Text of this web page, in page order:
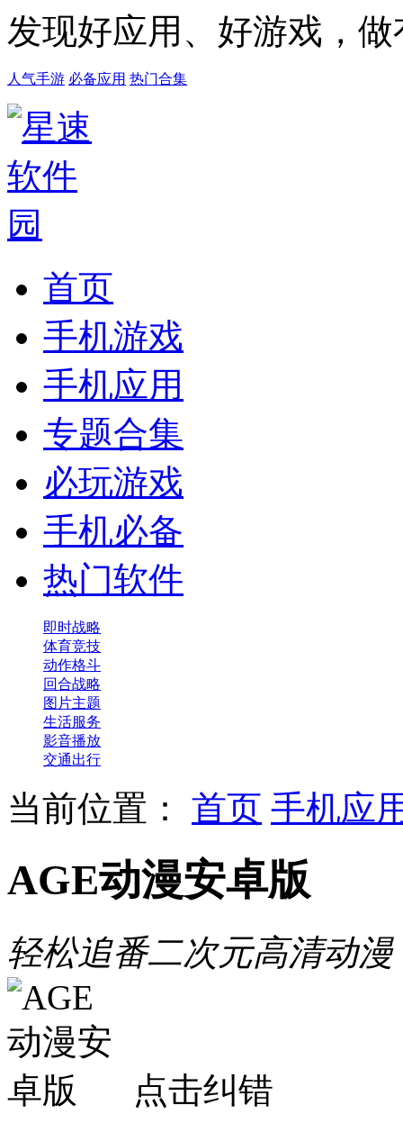
发现好应用、好游戏，
人气手游 必备应用 热门合集
首页
手机游戏
手机应用
专题合集
必玩游戏
手机必备
热门软件
即时战略
体育竞技
动作格斗
回合战略
图片主题
生活服务
影音播放
交通出行
当前位置： 首页 手机应
AGE动漫安卓版
轻松追番二次元高清动漫
点击纠错